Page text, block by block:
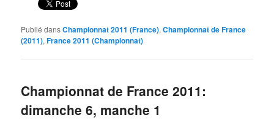
Publié dansChampionnat 2011 (France),Championnat de France
(2011),France 2011 (Championnat)
Championnat de France 2011:
dimanche 6, manche 1